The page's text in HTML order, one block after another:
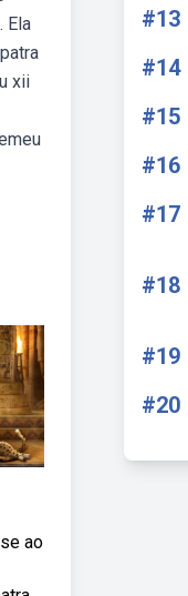
Ela
xii
ao
#13
#14
#15
#16
#17
#18
#19
#20